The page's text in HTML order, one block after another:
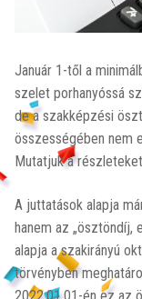
Január 1-től a
szelet porhanyóssá
de a szakképzési
összességében nem
Mutatjuk a
A juttatások alapja
hanem az „ösztöndíj,
alapja a szakirányú
törvényben